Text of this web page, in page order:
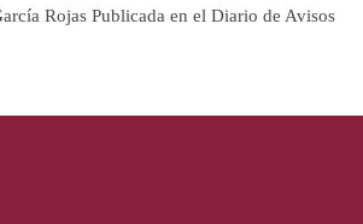
Rojas Publicada en el Diario de Avisos